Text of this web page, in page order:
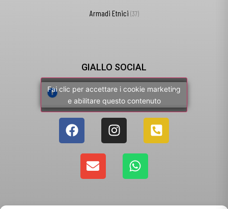
Armadi Etnici (37)
GIALLO SOCIAL
Fai clic per accettare i cookie marketing
e abilitare questo contenuto